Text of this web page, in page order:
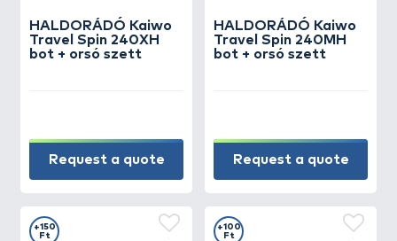
HALDORÁDÓ Kaiwo
Travel Spin 240XH
bot + orsó szett
Request a quote
HALDORÁDÓ Kaiwo
Travel Spin 240MH
bot + orsó szett
Request a quote
+150
Ft
+100
Ft